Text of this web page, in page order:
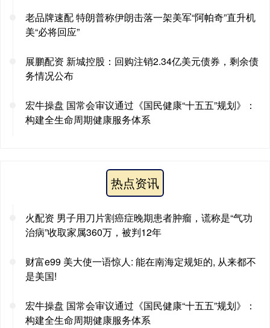
老品牌速配 特朗普称伊朗击落一架美军“阿帕奇”直升机
美“必将回应”
展鹏配资 新城控股：回购注销2.34亿美元债券，剩余债
务情况公布
宏牛操盘 国常会审议通过《国民健康“十五五”规划》：
构建全生命周期健康服务体系
热点资讯
火配资 男子用刀片割癌症晚期患者肿瘤，谎称是“气功
治病”收取家属360万，被判12年
财富e99 美大使一语惊人: 能在南海定规矩的, 从来都不
是美国!
宏牛操盘 国常会审议通过《国民健康“十五五”规划》：
构建全生命周期健康服务体系